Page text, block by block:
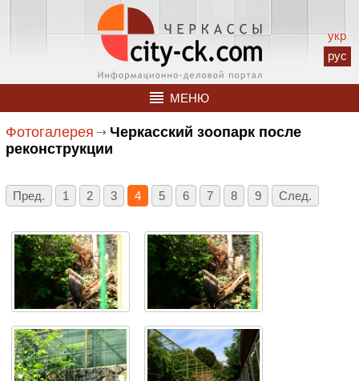
укр
рус
МЕНЮ
Фотогалерея
Черкасский зоопарк после
реконструкции
Пред. 1 2 3 4 5 6 7 8 9 След.